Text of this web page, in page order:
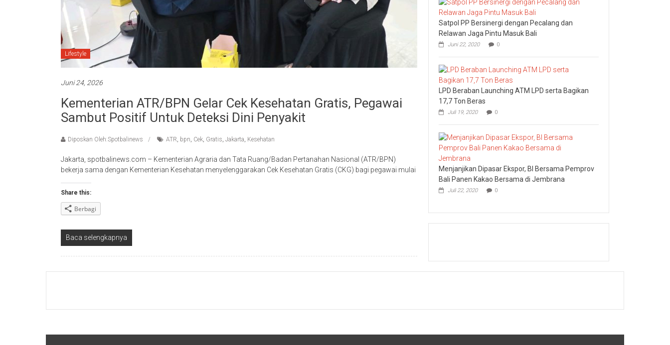
Lifestyle
Juni 24, 2026
Kementerian ATR/BPN Gelar Cek Kesehatan Gratis, Pegawai
Sambut Positif Untuk Deteksi Dini Penyakit
Diposkan Oleh:Spotbalinews ATR, bpn, Cek, Gratis, Jakarta, Kesehatan
Jakarta, spotbalinews.com – Kementerian Agraria dan Tata Ruang/Badan Pertanahan Nasional (ATR/BPN)
bekerja sama dengan Kementerian Kesehatan menyelenggarakan Cek Kesehatan Gratis (CKG) bagi pegawai mulai
Share this:
Berbagi
Baca selengkapnya
Satpol PP Bersinergi dengan Pecalang dan
Relawan Jaga Pintu Masuk Bali
Juni 22, 2020 0
LPD Beraban Launching ATM LPD serta Bagikan
17,7 Ton Beras
Juli 19, 2020 0
Menjanjikan Dipasar Ekspor, BI Bersama Pemprov
Bali Panen Kakao Bersama di Jembrana
Juli 22, 2020 0